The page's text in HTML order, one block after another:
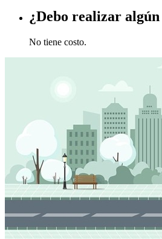
¿Debo realizar algún
​No tiene costo.